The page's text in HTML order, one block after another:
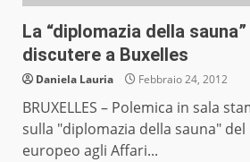
La “diplomazia della
discutere a Buxelles
Daniela Lauria Febbraio 24, 2012
BRUXELLES – Polemica in sala
sulla "diplomazia della sauna"
europeo agli Affari...